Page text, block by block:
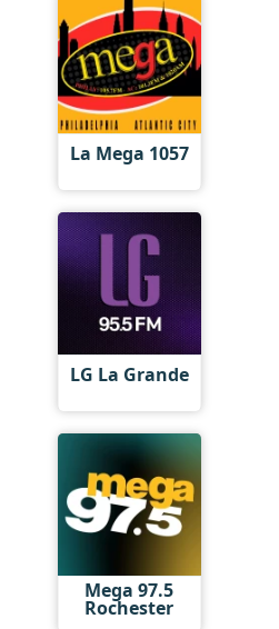
La Mega 1057
LG La Grande
Mega 97.5
Rochester